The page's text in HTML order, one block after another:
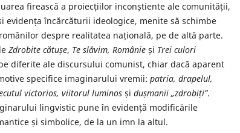
firească a proiecțiilor inconștiente ale comunității,
evidența încărcăturii ideologice, menite să schimbe
despre realitatea națională, pe de altă parte.
Zdrobite cătușe, Te slăvim, Românie și Trei culori
diferite ale discursului comunist, chiar dacă aparent
specifice imaginarului vremii: patria, drapelul,
victorios, viitorul luminos și dușmanii „zdrobiți”.
lingvistic pune în evidență modificările
și simbolice, de la un imn la altul.